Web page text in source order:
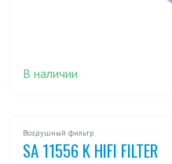
В наличии
Воздушный фильтр
SA 11556 K HIFI FILTER